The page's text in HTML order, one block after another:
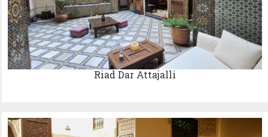
Riad Dar Attajalli